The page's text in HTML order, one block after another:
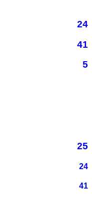
24
41
5
25
24
41